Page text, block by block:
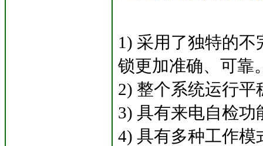
1) 采用了独特的
锁更加准确、可靠
2) 整个系统运行
3) 具有来电自检
4) 具有多种工作